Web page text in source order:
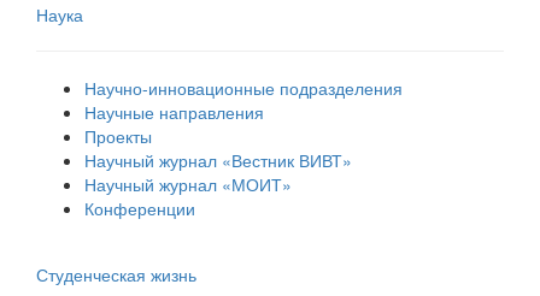
Наука
Научно-инновационные подразделения
Научные направления
Проекты
Научный журнал «Вестник ВИВТ»
Научный журнал «МОИТ»
Конференции
Студенческая жизнь